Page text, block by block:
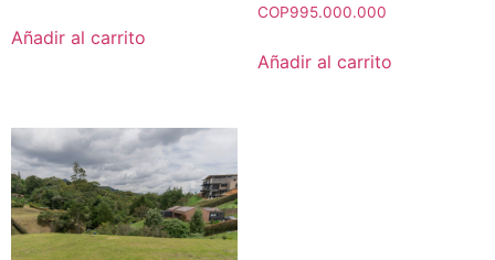
Añadir al carrito
COP995.000.000
Añadir al carrito